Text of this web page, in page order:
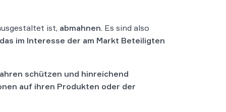
ist, abmahnen. Es sind also
im Interesse der am Markt Beteiligten
schützen und hinreichend
auf ihren Produkten oder der